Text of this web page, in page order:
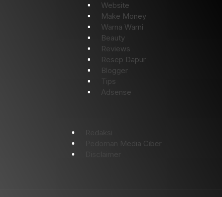
Website
Make Money
Warna Warni
Beauty
Reviews
Resep Dapur
Blogger
Tips
Adsense
Redaksi
Pedoman Media Ciber